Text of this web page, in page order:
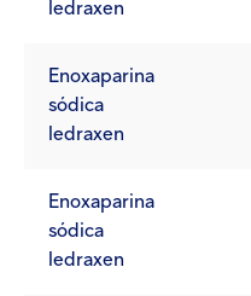
ledraxen
Enoxaparina
sódica
ledraxen
Enoxaparina
sódica
ledraxen